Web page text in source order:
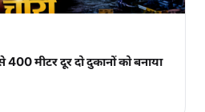
400 मीटर दूर दो दुकानों को बनाया